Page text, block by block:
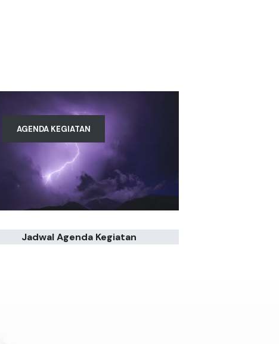
AGENDA KEGIATAN
Jadwal Agenda Kegiatan